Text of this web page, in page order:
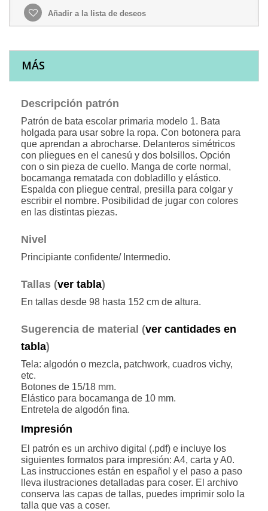
Añadir a la lista de deseos
MÁS
Descripción patrón
Patrón de bata escolar primaria modelo 1. Bata
holgada para usar sobre la ropa. Con botonera para
que aprendan a abrocharse. Delanteros simétricos
con pliegues en el canesú y dos bolsillos. Opción
con o sin pieza de cuello. Manga de corte normal,
bocamanga rematada con dobladillo y elástico.
Espalda con pliegue central, presilla para colgar y
escribir el nombre. Posibilidad de jugar con colores
en las distintas piezas.
Nivel
Principiante confidente/ Intermedio.
Tallas (ver tabla)
En tallas desde 98 hasta 152 cm de altura.
Sugerencia de material (ver cantidades en
tabla)
Tela: algodón o mezcla, patchwork, cuadros vichy,
etc.
Botones de 15/18 mm.
Elástico para bocamanga de 10 mm.
Entretela de algodón fina.
Impresión
El patrón es un archivo digital (.pdf) e incluye los
siguientes formatos para impresión: A4, carta y A0.
Las instrucciones están en español y el paso a paso
lleva ilustraciones detalladas para coser. El archivo
conserva las capas de tallas, puedes imprimir solo la
talla que vas a coser.